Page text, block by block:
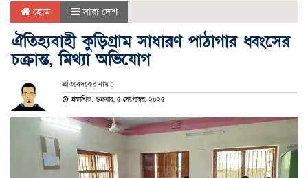
হোম সারা দেশ
ঐতিহ্যবাহী কুড়িগ্রাম সাধারণ পাঠাগার ধ্বংসের
চক্রান্ত, মিথ্যা অভিযোগ
প্রতিবেদকের নাম :
প্রকাশিত: শুক্রবার, ৫ সেপ্টেম্বর, ২০২৫